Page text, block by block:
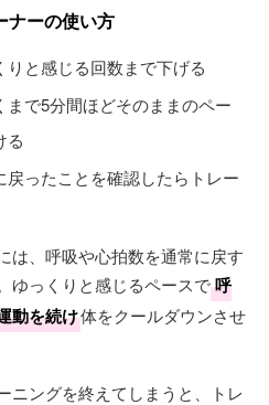
ナーの使い方
と感じる回数まで下げる
で5分間ほどそのままのペー
る
ったことを確認したらトレー
は、呼吸や心拍数を通常に戻す
ゆっくりと感じるペースで呼
動を続け体をクールダウンさせ
ニングを終えてしまうと、トレ